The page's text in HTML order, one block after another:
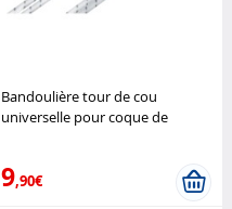
Bandoulière tour de cou
universelle pour coque de
9,90€